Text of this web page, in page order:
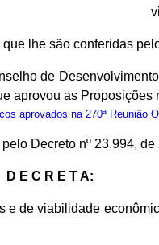
lhe são conferidas
de
aprovou as
aprovados na 270ª
Decreto nº 23.994,
D E C R E T A:
de viabilidade